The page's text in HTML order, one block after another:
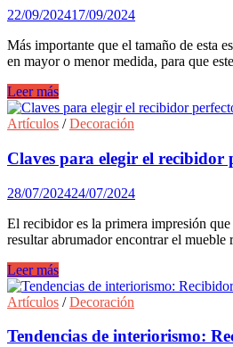
conseguir
un
recibidor
que
abrace
al
llegar
a
22/09/202417/09/2024
Más importante que el tamaño de esta
en mayor o menor medida, para que
¿Hall
pequeño?
Estos
lo
hacen
útil
y
funcional.
Leer más
Artículos /Decoración
Claves para elegir el recibidor
28/07/202424/07/2024
El recibidor es la primera impresión
resultar abrumador encontrar el mueble
Claves
para
elegir
recibidor
Leer más
Artículos /Decoración
Tendencias de interiorismo: